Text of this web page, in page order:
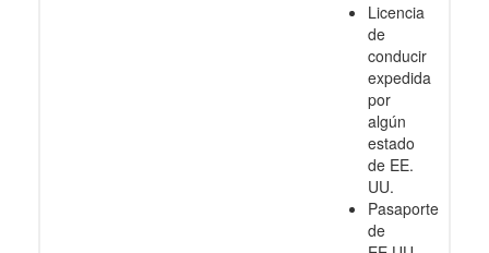
Licencia
de
conducir
expedida
por
algún
estado
de EE.
UU.
Pasaporte
de